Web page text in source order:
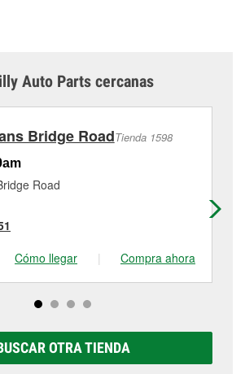
Auto Parts cercanas
Bridge RoadTienda 1598
Road
Cómo llegar | Compra ahora
OTRA TIENDA